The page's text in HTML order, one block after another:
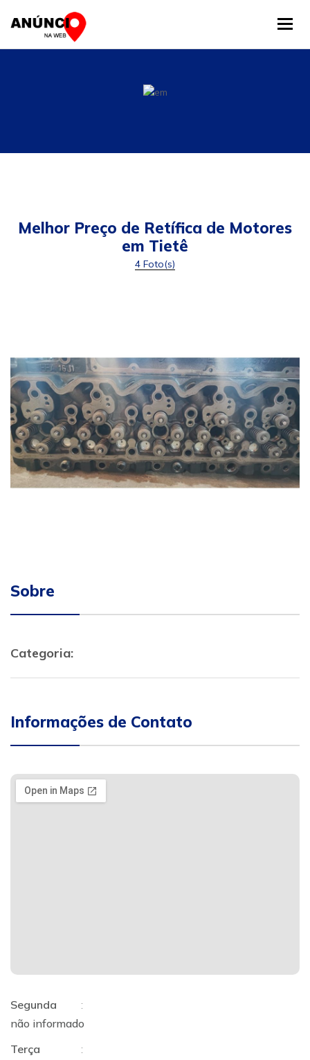
Melhor Preço de Retífica de Motores
em Tietê
4 Foto(s)
Sobre
Categoria:
Informações de Contato
Segunda
:
não informado
Terça
: